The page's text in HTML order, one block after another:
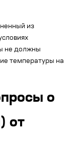
из
не должны
температуры на
о
от